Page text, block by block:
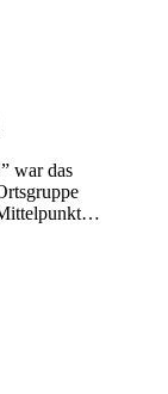
war das